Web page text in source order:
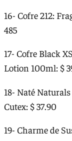
16- Cofre 212:
485
17- Cofre Black
Lotion 100ml: $
18- Naté
Cutex: $ 37.90
19- Charme de